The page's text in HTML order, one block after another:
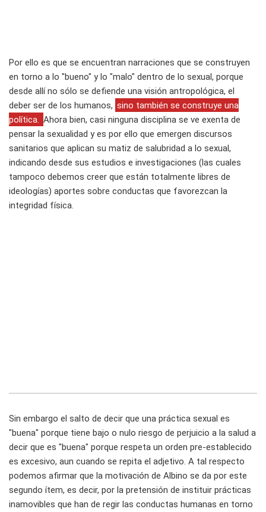
Por ello es que se encuentran narraciones que se construyen
en torno a lo "bueno" y lo "malo" dentro de lo sexual, porque
desde allí no sólo se defiende una visión antropológica, el
deber ser de los humanos, sino también se construye una
política. Ahora bien, casi ninguna disciplina se ve exenta de
pensar la sexualidad y es por ello que emergen discursos
sanitarios que aplican su matiz de salubridad a lo sexual,
indicando desde sus estudios e investigaciones (las cuales
tampoco debemos creer que están totalmente libres de
ideologías) aportes sobre conductas que favorezcan la
integridad física.
Sin embargo el salto de decir que una práctica sexual es
"buena" porque tiene bajo o nulo riesgo de perjuicio a la salud a
decir que es "buena" porque respeta un orden pre-establecido
es excesivo, aun cuando se repita el adjetivo. A tal respecto
podemos afirmar que la motivación de Albino se da por este
segundo ítem, es decir, por la pretensión de instituir prácticas
inamovibles que han de regir las conductas humanas en torno